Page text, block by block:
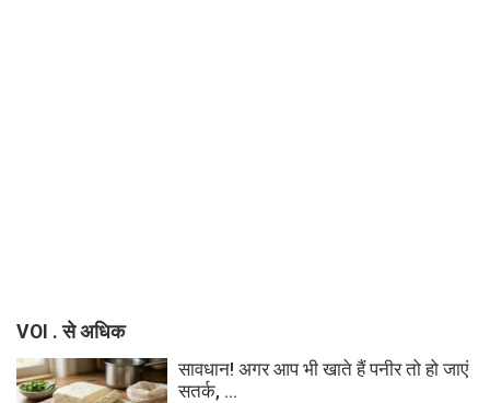
VOI . से अधिक
सावधान! अगर आप भी खाते हैं पनीर तो हो जाएं
सतर्क, ...